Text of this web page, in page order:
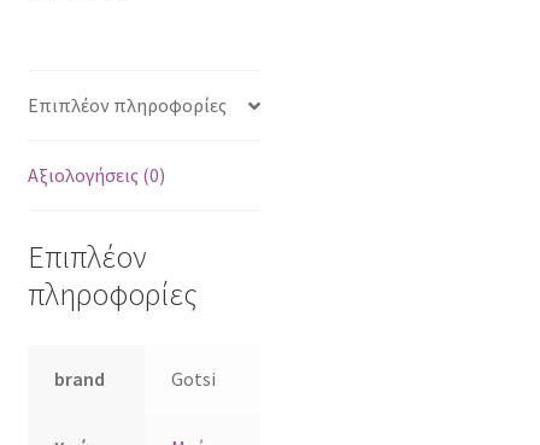
Επιπλέον πληροφορίες
Αξιολογήσεις (0)
Επιπλέον
πληροφορίες
brand Gotsi